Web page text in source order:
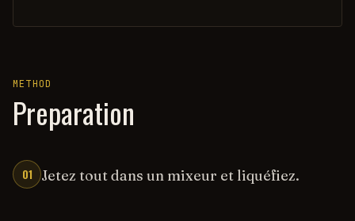
METHOD
Preparation
01 Jetez tout dans un mixeur et liquéfiez.